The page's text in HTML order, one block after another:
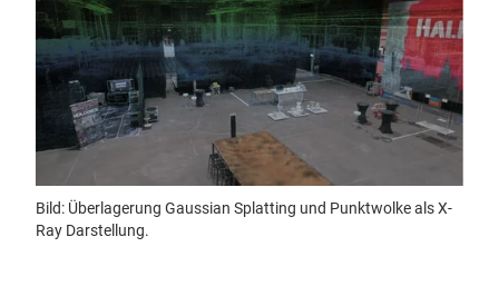
Bild: Überlagerung Gaussian Splatting und Punktwolke als X-
Ray Darstellung.